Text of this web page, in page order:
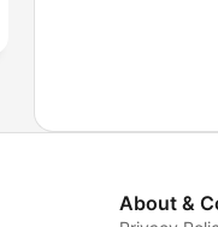
About &